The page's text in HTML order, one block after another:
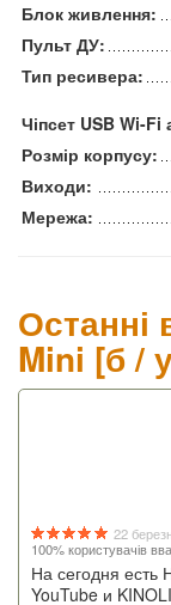
Блок живлення:
Пульт ДУ:
Тип ресивера:
Чіпсет USB Wi-Fi
Розмір корпусу:
Виходи:
Мережа:
Останні
Mini [б /
22
100% користувачів
На сегодня
YouTube и